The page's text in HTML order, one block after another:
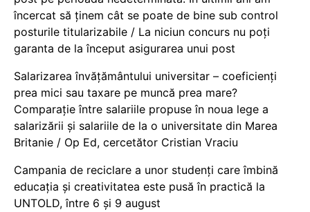
încercat să ținem cât se poate de bine sub control
posturile titularizabile / La niciun concurs nu poți
garanta de la început asigurarea unui post
Salarizarea învățământului universitar – coeficienți
prea mici sau taxare pe muncă prea mare?
Comparație între salariile propuse în noua lege a
salarizării și salariile de la o universitate din Marea
Britanie / Op Ed, cercetător Cristian Vraciu
Campania de reciclare a unor studenți care îmbină
educația și creativitatea este pusă în practică la
UNTOLD, între 6 și 9 august